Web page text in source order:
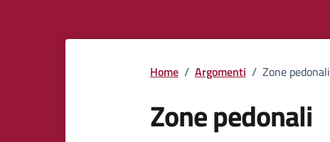
Home / Argomenti / Zone pedonali
Zone pedonali